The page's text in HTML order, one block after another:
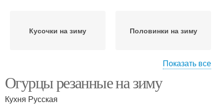
Кусочки на зиму Половинки на зиму
Горчица на зиму Кружочки на зиму
Показать все
Огурцы резанные на зиму
Кухня Русская